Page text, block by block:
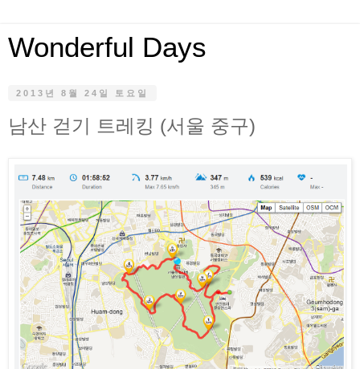
Wonderful Days
2013년 8월 24일 토요일
남산 걷기 트레킹 (서울 중구)